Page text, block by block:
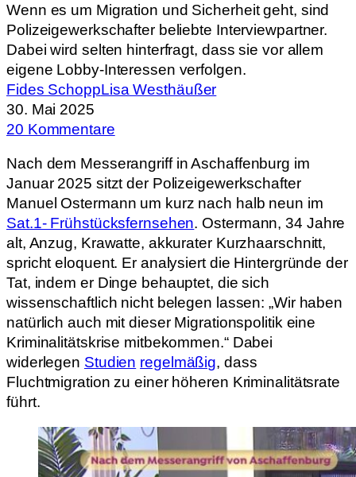
Wenn es um Migration und Sicherheit geht, sind
Polizeigewerkschafter beliebte Interviewpartner.
Dabei wird selten hinterfragt, dass sie vor allem
eigene Lobby-Interessen verfolgen.
Fides SchoppLisa Westhäußer
30. Mai 2025
20 Kommentare
Nach dem Messerangriff in Aschaffenburg im
Januar 2025 sitzt der Polizeigewerkschafter
Manuel Ostermann um kurz nach halb neun im
Sat.1- Frühstücksfernsehen. Ostermann, 34 Jahre
alt, Anzug, Krawatte, akkurater Kurzhaarschnitt,
spricht eloquent. Er analysiert die Hintergründe der
Tat, indem er Dinge behauptet, die sich
wissenschaftlich nicht belegen lassen: „Wir haben
natürlich auch mit dieser Migrationspolitik eine
Kriminalitätskrise mitbekommen.“ Dabei
widerlegen Studien regelmäßig, dass
Fluchtmigration zu einer höheren Kriminalitätsrate
führt.